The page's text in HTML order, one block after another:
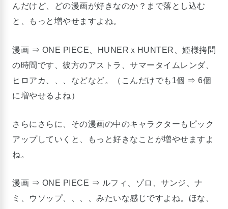
んだけど、どの漫画が好きなのか？まで落とし込む
と、もっと増やせますよね。
漫画 ⇒ ONE PIECE、HUNERｘHUNTER、姫様拷問
の時間です、彼方のアストラ、サマータイムレンダ、
ヒロアカ、、、などなど。（こんだけでも1個 ⇒ 6個
に増やせるよね）
さらにさらに、その漫画の中のキャラクターもピック
アップしていくと、もっと好きなことが増やせますよ
ね。
漫画 ⇒ ONE PIECE ⇒ ルフィ、ゾロ、サンジ、ナ
ミ、ウソップ、、、、みたいな感じですよね。ほな、